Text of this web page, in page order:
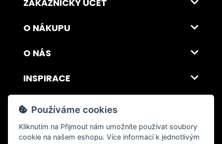
ZÁKAZNICKÝ ÚČET
O NÁKUPU
O NÁS
INSPIRACE
DOPRAVA A PLATBA
© 2026 ITALSKY INTERIER s.r.o. Vytvořilo INIZIO Internet Media s.r.o.|
Používáme cookies
Kliknutím na Přijmout nám umožníte používat soubory
cookie na našem eshopu. Více informací k jednotlivým